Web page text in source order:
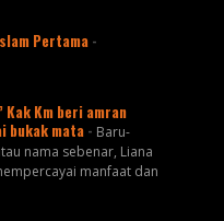
Pertama -
Kak Km beri amran
bukak mata - Baru-
nama sebenar, Liana
manfaat dan